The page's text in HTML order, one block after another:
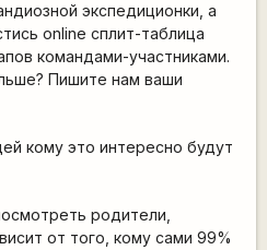
экспедиционки, а
online сплит-таблица
командами-участниками.
Пишите нам ваши
кому это интересно будут
родители,
от того, кому сами 99%